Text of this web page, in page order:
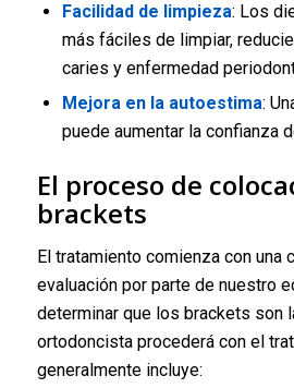
Facilidad de limpieza: Los
más fáciles de limpiar,
caries y enfermedad
Mejora en la autoestima:
puede aumentar la confianza
El proceso de
brackets
El tratamiento comienza con una
evaluación por parte de nuestro
determinar que los brackets son
ortodoncista procederá con el
generalmente incluye: